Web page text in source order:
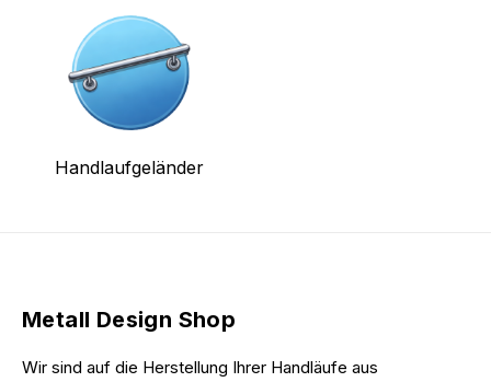
Handlaufgeländer
Metall Design Shop
Wir sind auf die Herstellung Ihrer Handläufe aus